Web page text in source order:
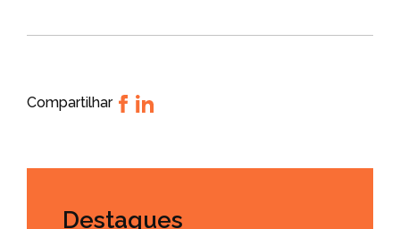
Compartilhar
Destaques